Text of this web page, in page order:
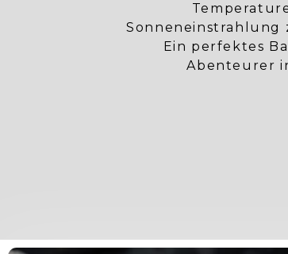
Sonneneinstrahlung
Ein perfektes
Abenteurer